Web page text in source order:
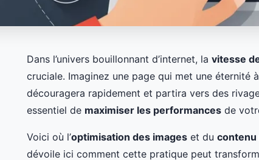
Dans l’univers bouillonnant d’internet, la vitesse
cruciale. Imaginez une page qui met une éternité
découragera rapidement et partira vers des
essentiel de maximiser les performances de
Voici où l’optimisation des images et du contenu
dévoile ici comment cette pratique peut